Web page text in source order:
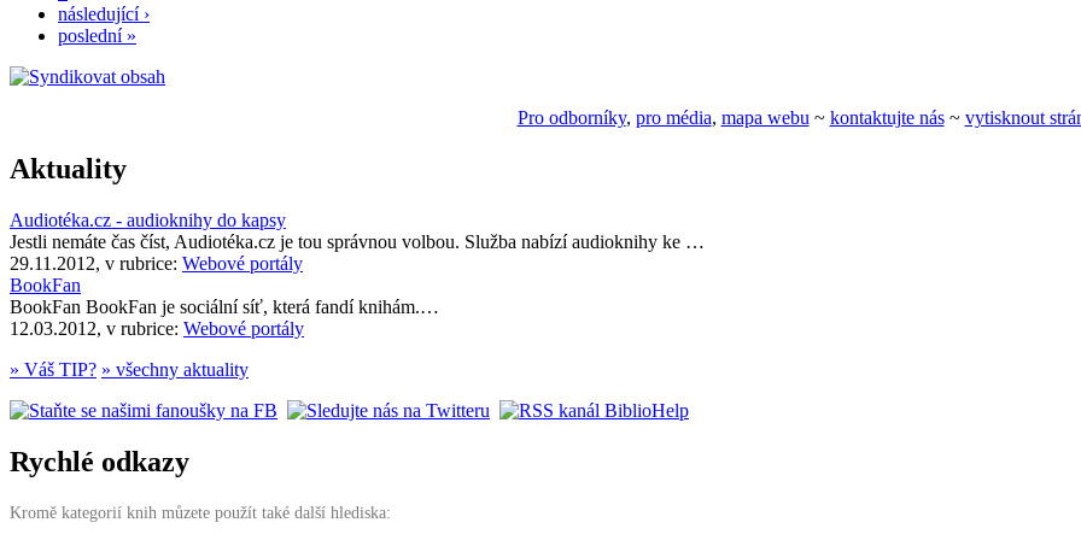
následující ›
poslední »
Pro odborníky, pro média, mapa webu ~ kontaktujte nás ~ vytisknout
Aktuality
Audiotéka.cz - audioknihy do kapsy
Jestli nemáte čas číst, Audiotéka.cz je tou správnou volbou. Služba nabízí audioknihy ke …
29.11.2012, v rubrice: Webové portály
BookFan
BookFan BookFan je sociální síť, která fandí knihám.…
12.03.2012, v rubrice: Webové portály
» Váš TIP? » všechny aktuality
Rychlé odkazy
Kromě kategorií knih můzete použít také další hlediska: